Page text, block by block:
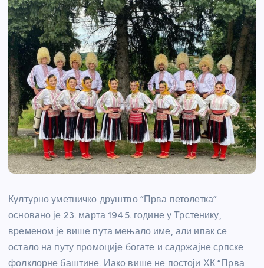
Културно уметничко друштво “Прва петолетка”
основано је 23. марта 1945. године у Трстенику,
временом је више пута мењало име, али ипак се
остало на путу промоције богате и садржајне српске
фолклорне баштине. Иако више не постоји ХК “Прва